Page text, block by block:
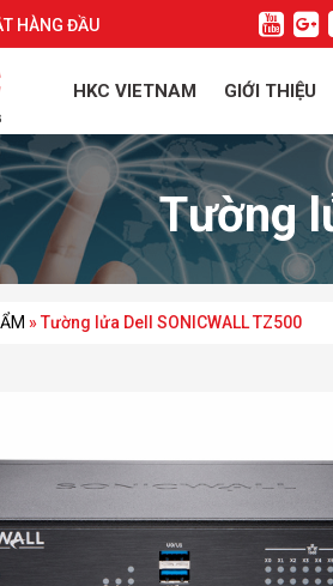
HÀNG ĐẦU
HKC VIETNAM GIỚI THIỆU
Tường
»Tường lửa Dell SONICWALL TZ500